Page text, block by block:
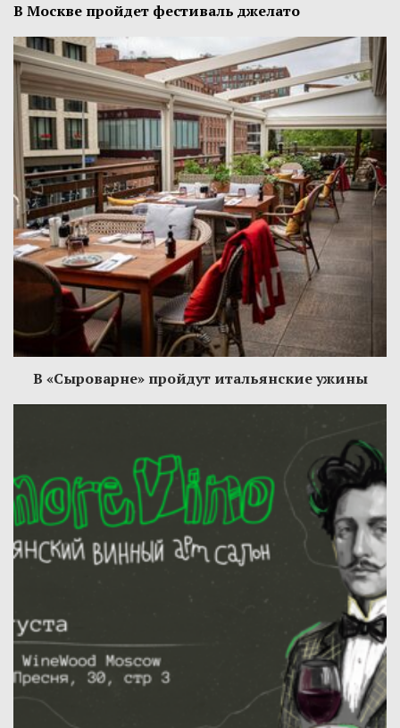
В Москве пройдет фестиваль джелато
В «Сыроварне» пройдут итальянские ужины